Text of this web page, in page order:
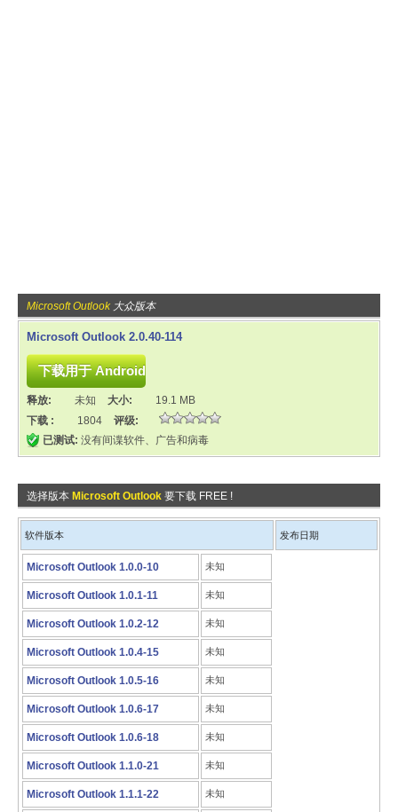
Microsoft Outlook 大众版本
Microsoft Outlook 2.0.40-114
释放: 未知 大小:
19.1 MB
下载 :
1804
评级:
已测试: 没有间谍软件、广告和病毒
选择版本 Microsoft Outlook 要下载 FREE !
软件版本 发布日期
Microsoft Outlook 1.0.0-10 未知
Microsoft Outlook 1.0.1-11 未知
Microsoft Outlook 1.0.2-12 未知
Microsoft Outlook 1.0.4-15 未知
Microsoft Outlook 1.0.5-16 未知
Microsoft Outlook 1.0.6-17 未知
Microsoft Outlook 1.0.6-18 未知
Microsoft Outlook 1.1.0-21 未知
Microsoft Outlook 1.1.1-22 未知